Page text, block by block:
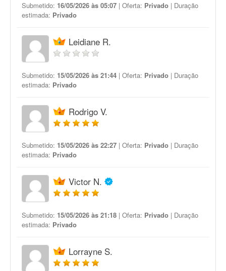
Submetido: 16/05/2026 às 05:07 | Oferta: Privado | Duração
estimada: Privado
Leidiane R.
Submetido: 15/05/2026 às 21:44 | Oferta: Privado | Duração
estimada: Privado
Rodrigo V.
Submetido: 15/05/2026 às 22:27 | Oferta: Privado | Duração
estimada: Privado
Victor N.
Submetido: 15/05/2026 às 21:18 | Oferta: Privado | Duração
estimada: Privado
Lorrayne S.